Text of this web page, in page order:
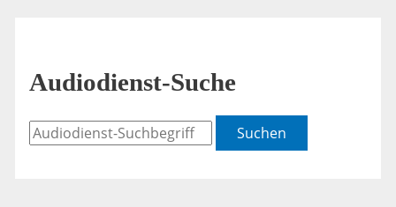
Audiodienst-Suche
Suchen